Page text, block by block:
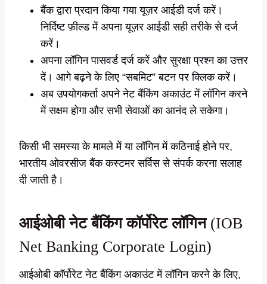
बैंक द्वारा प्रदान किया गया यूज़र आईडी दर्ज करें।
निर्दिष्ट फ़ील्ड में अपना यूज़र आईडी सही तरीके से दर्ज
करें।
अपना लॉगिन पासवर्ड दर्ज करें और सुरक्षा प्रश्न का उत्तर
दें। आगे बढ़ने के लिए “सबमिट” बटन पर क्लिक करें।
अब उपयोगकर्ता अपने नेट बैंकिंग अकाउंट में लॉगिन करने
में सक्षम होगा और सभी सेवाओं का आनंद ले सकेगा।
किसी भी समस्या के मामले में या लॉगिन में कठिनाई होने पर,
भारतीय ओवरसीज बैंक कस्टमर सर्विस से संपर्क करना सलाह
दी जाती है।
आईओबी नेट बैंकिंग कॉर्पोरेट लॉगिन(IOB
Net Banking Corporate Login)
आईओबी कॉर्पोरेट नेट बैंकिंग अकाउंट में लॉगिन करने के लिए,